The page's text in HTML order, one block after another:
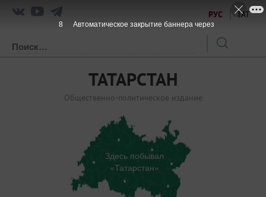
РУС ТАТ
ТАТАРСТАН
Общественно-политическое издание
Здесь побывал
«Татарстан»
8 Автоматическое закрытие баннера через